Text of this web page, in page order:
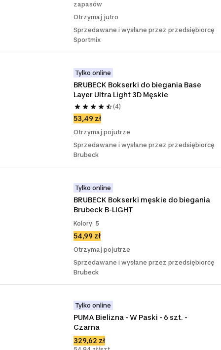
zapasów
Otrzymaj jutro
Sprzedawane i wysłane przez przedsiębiorcę
Sportmix
Tylko online
BRUBECK Bokserki do biegania Base
Layer Ultra Light 3D Męskie
(4)
53,49 zł
Otrzymaj pojutrze
Sprzedawane i wysłane przez przedsiębiorcę
Brubeck
Tylko online
BRUBECK Bokserki męskie do biegania
Brubeck B-LIGHT
Kolory: 5
54,99 zł
Otrzymaj pojutrze
Sprzedawane i wysłane przez przedsiębiorcę
Brubeck
Tylko online
PUMA Bielizna - W Paski - 6 szt. -
Czarna
329,62 zł